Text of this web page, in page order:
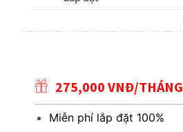
275,000 VNĐ/THÁNG
Miễn phí lắp đặt 100%